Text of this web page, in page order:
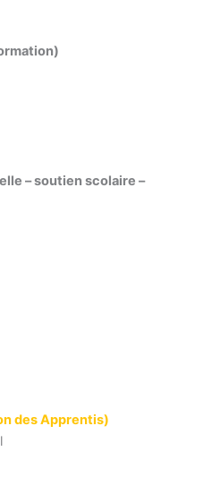
– soutien scolaire –
des Apprentis)